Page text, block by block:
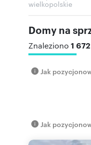
wielkopolskie
Domy na
Znaleziono 1 672
Jak
Jak